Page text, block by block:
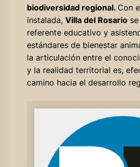
biodiversidad regional. Con
instalada, Villa del Rosariose
referente educativo y
estándares de bienestar
la articulación entre el
y la realidad territorial es,
camino hacia el desarrollo